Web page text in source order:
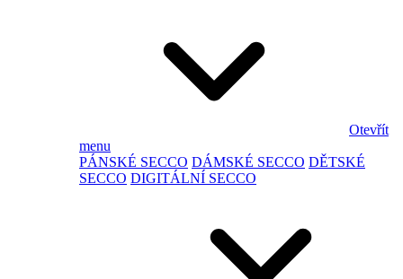
Otevřít
menu
PÁNSKÉ SECCO DÁMSKÉ SECCO DĚTSKÉ
SECCO DIGITÁLNÍ SECCO